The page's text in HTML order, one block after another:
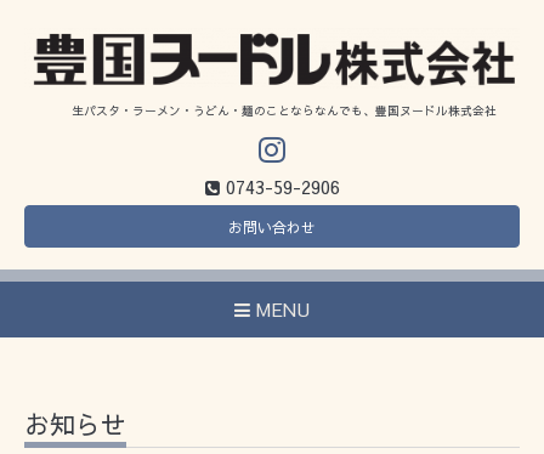
生パスタ・ラーメン・うどん・麺のことならなんでも、豊国ヌードル株式会社
0743-59-2906
お問い合わせ
MENU
お知らせ